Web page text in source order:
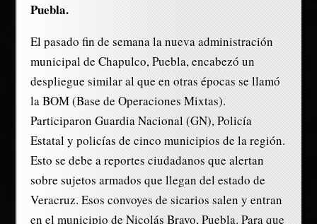
Puebla.
El pasado fin de semana la nueva administración
municipal de Chapulco, Puebla, encabezó un
despliegue similar al que en otras épocas se llamó
la BOM (Base de Operaciones Mixtas).
Participaron Guardia Nacional (GN), Policía
Estatal y policías de cinco municipios de la región.
Esto se debe a reportes ciudadanos que alertan
sobre sujetos armados que llegan del estado de
Veracruz. Esos convoyes de sicarios salen y entran
en el municipio de Nicolás Bravo, Puebla. Para que